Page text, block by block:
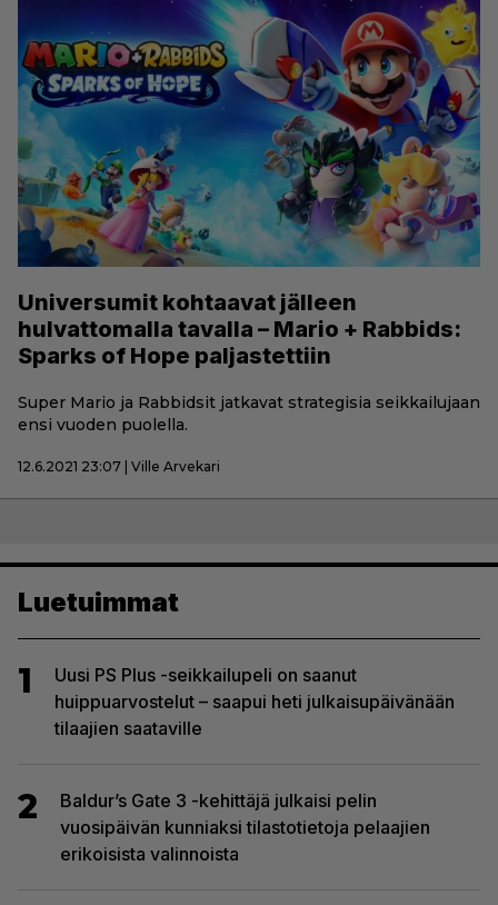
Universumit kohtaavat jälleen
hulvattomalla tavalla – Mario + Rabbids:
Sparks of Hope paljastettiin
Super Mario ja Rabbidsit jatkavat strategisia seikkailujaan
ensi vuoden puolella.
12.6.2021 23:07 | Ville Arvekari
Luetuimmat
1
Uusi PS Plus -seikkailupeli on saanut
huippuarvostelut – saapui heti julkaisupäivänään
tilaajien saataville
2
Baldur’s Gate 3 -kehittäjä julkaisi pelin
vuosipäivän kunniaksi tilastotietoja pelaajien
erikoisista valinnoista